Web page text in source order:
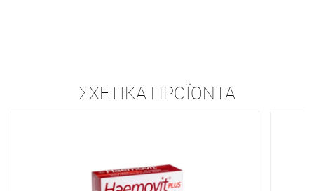
ΣΧΕΤΙΚΆ ΠΡΟΪΌΝΤΑ